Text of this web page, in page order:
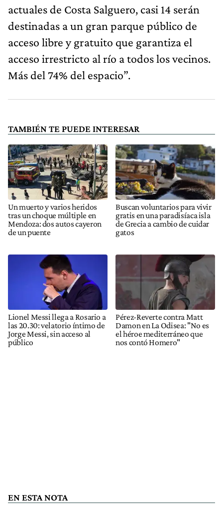
actuales de Costa Salguero, casi 14 serán
destinadas a un gran parque público de
acceso libre y gratuito que garantiza el
acceso irrestricto al río a todos los vecinos.
Más del 74% del espacio”.
TAMBIÉN TE PUEDE INTERESAR
Un muerto y varios heridos
tras un choque múltiple en
Mendoza: dos autos cayeron
de un puente
Buscan voluntarios para vivir
gratis en una paradisíaca isla
de Grecia a cambio de cuidar
gatos
Lionel Messi llega a Rosario a
las 20.30: velatorio íntimo de
Jorge Messi, sin acceso al
público
Pérez-Reverte contra Matt
Damon en La Odisea: "No es
el héroe mediterráneo que
nos contó Homero"
EN ESTA NOTA